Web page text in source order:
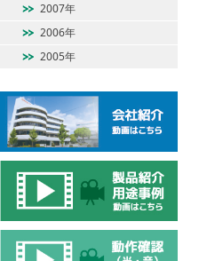
2007年
2006年
2005年